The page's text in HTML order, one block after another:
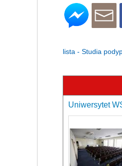
lista - Studia
Uniwersytet